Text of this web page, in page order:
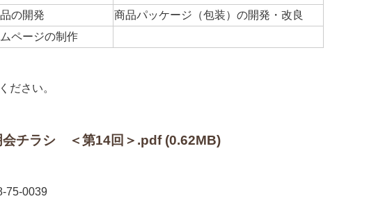
の開発
商品パッケージ（包装）の開発・改良
ページの制作
ださい。
会チラシ ＜第14回＞.pdf(0.62MB)
0039